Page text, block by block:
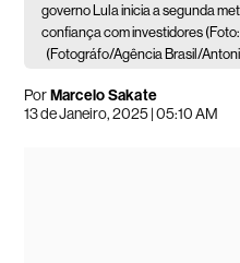
governo Lula inicia a segunda
confiança com investidores
(Fotográfo/Agência Brasil/
PorMarcelo Sakate
13 de Janeiro, 2025 | 05:10 AM